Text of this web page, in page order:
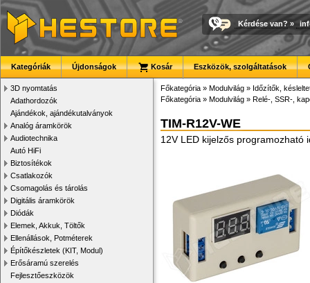
Kérdése van? »
Kategóriák Újdonságok Kosár Eszközök, szolgáltatások
3D nyomtatás
Adathordozók
Ajándékok, ajándékutalványok
Analóg áramkörök
Audiotechnika
Autó HiFi
Biztosítékok
Csatlakozók
Csomagolás és tárolás
Digitális áramkörök
Diódák
Elemek, Akkuk, Töltők
Ellenállások, Potméterek
Építőkészletek (KIT, Modul)
Erősáramú szerelés
Fejlesztőeszközök
Főkategória » Modulvilág » Időzítők,
Főkategória » Modulvilág » Relé-, SSR-,
TIM-R12V-WE
12V LED kijelzős programozható